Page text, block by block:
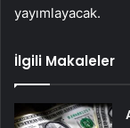
yayımlayacak.
İlgili Makaleler